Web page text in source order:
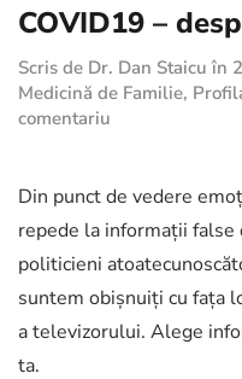
COVID19 –
Scris de Dr. Dan Staicu în
Medicină de Familie,
comentariu
despre
vaccin
–
1
Din punct de vedere
repede la informații false
politicieni
suntem obișnuiți cu fața
a televizorului. Alege
ta.